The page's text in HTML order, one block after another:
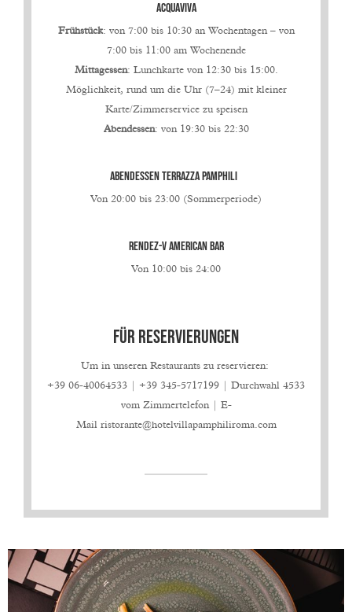
ACQUAVIVA
Frühstück: von 7:00 bis 10:30 an Wochentagen – von
7:00 bis 11:00 am Wochenende
Mittagessen: Lunchkarte von 12:30 bis 15:00.
Möglichkeit, rund um die Uhr (7–24) mit kleiner
Karte/Zimmerservice zu speisen
Abendessen: von 19:30 bis 22:30
ABENDESSENTERRAZZA PAMPHILI
Von 20:00 bis 23:00 (Sommerperiode)
RENDEZ-V AMERICAN BAR
Von 10:00 bis 24:00
FÜR RESERVIERUNGEN
Um in unseren Restaurants zu reservieren:
+39 06-40064533 | +39 345-5717199 | Durchwahl 4533
vom Zimmertelefon | E-
Mail ristorante@hotelvillapamphiliroma.com